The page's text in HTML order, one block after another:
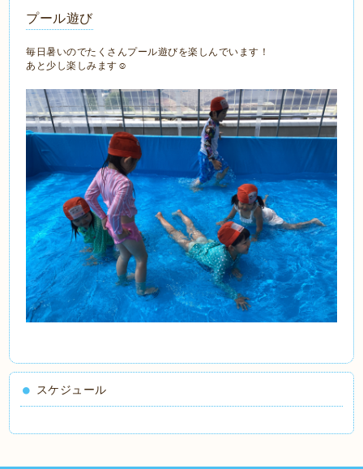
プール遊び
毎日暑いのでたくさんプール遊びを楽しんでいます！
あと少し楽しみます☺
スケジュール